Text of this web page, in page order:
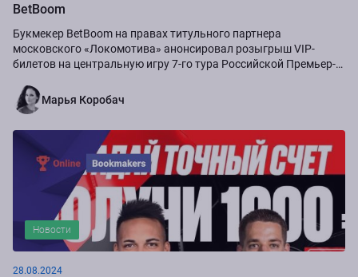
BetBoom
Букмекер BetBoom на правах титульного партнера
московского «Локомотива» анонсировал розыгрыш VIP-
билетов на центральную игру 7-го тура Российской Премьер-
Марья Коробач
Новости
28.08.2024